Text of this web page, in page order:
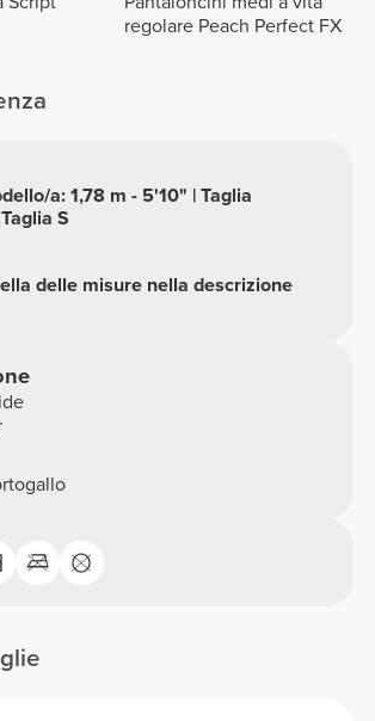
regolare Peach Perfect FX
delle misure nella descrizione
a: 1,78 m - 5'10" | Taglia
S